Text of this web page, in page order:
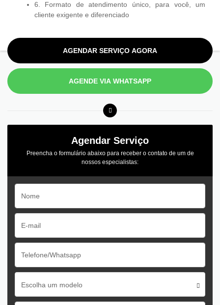
6. Formato de atendimento único, para você, um
cliente exigente e diferenciado
AGENDAR SERVIÇO AGORA
AGENDE VIA WHATSAPP
Agendar Serviço
Preencha o formulário abaixo para receber o contato de um de
nossos especialistas:
Escolha um modelo